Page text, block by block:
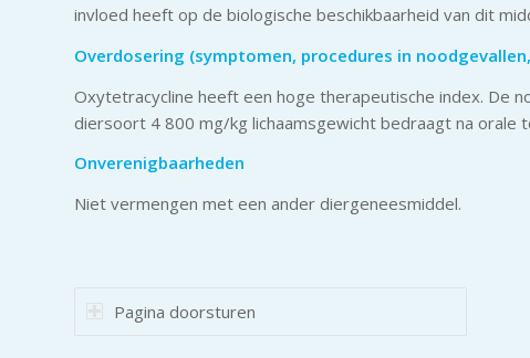
invloed heeft op de biologische beschikbaarheid van dit
Overdosering (symptomen, procedures in
Oxytetracycline heeft een hoge therapeutische index. De
diersoort 4 800 mg/kg lichaamsgewicht bedraagt na orale
Onverenigbaarheden
Niet vermengen met een ander diergeneesmiddel.
Pagina doorsturen